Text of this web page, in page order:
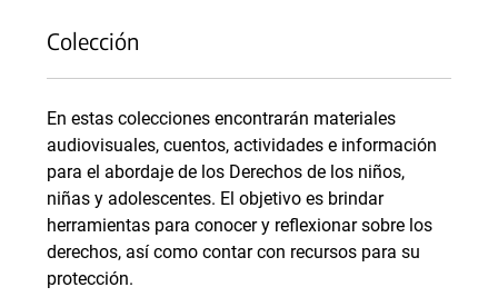
Colección
En estas colecciones encontrarán materiales
audiovisuales, cuentos, actividades e información
para el abordaje de los Derechos de los niños,
niñas y adolescentes. El objetivo es brindar
herramientas para conocer y reflexionar sobre los
derechos, así como contar con recursos para su
protección.